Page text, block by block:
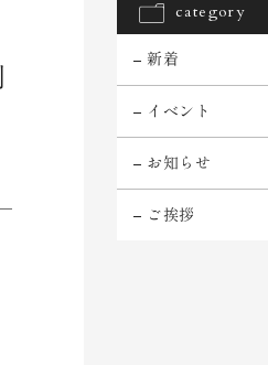
category
新着
イベント
お知らせ
ご挨拶